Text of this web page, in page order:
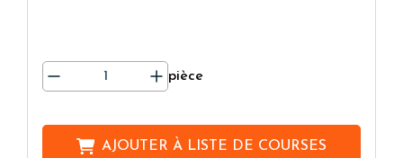
pièce
AJOUTER À LISTE DE COURSES